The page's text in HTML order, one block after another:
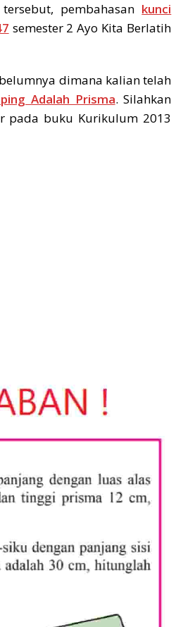
pembahasan kunci
semester 2 Ayo Kita Berlatih
dimana kalian telah
Adalah Prisma. Silahkan
pada buku Kurikulum 2013